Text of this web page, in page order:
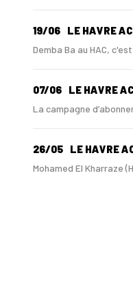
19/06 LE HAVRE AC
Demba Ba au HAC,
07/06 LE HAVRE AC
La campagne
26/05 LE HAVRE
Mohamed El Kharraze